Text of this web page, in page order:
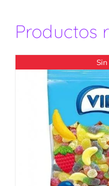
Productos